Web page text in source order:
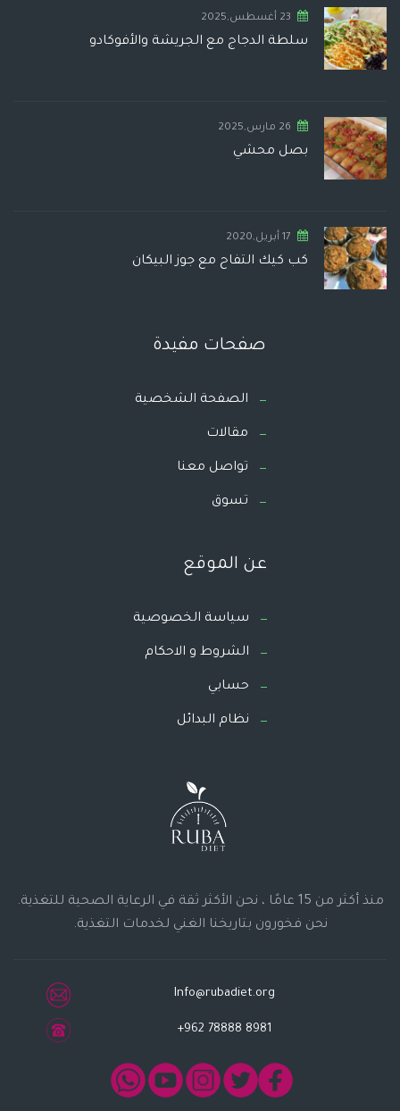
23 أغسطس,2025
سلطة الدجاج مع الجريشة والأفوكادو
26 مارس,2025
بصل محشي
17 أبريل,2020
كب كيك التفاح مع جوز البيكان
صفحات مفيدة
الصفحة الشخصية
مقالات
تواصل معنا
تسوق
عن الموقع
سياسة الخصوصية
الشروط و الاحكام
حسابي
نظام البدائل
منذ أكثر من 15 عامًا ، نحن الأكثر ثقة في الرعاية الصحية للتغذية.
نحن فخورون بتاريخنا الغني لخدمات التغذية.
Info@rubadiet.org
+962 78888 8981